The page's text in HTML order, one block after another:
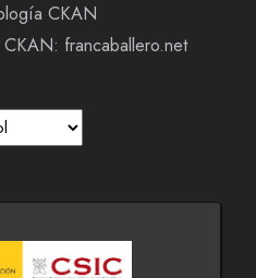
CKAN
francaballero.net